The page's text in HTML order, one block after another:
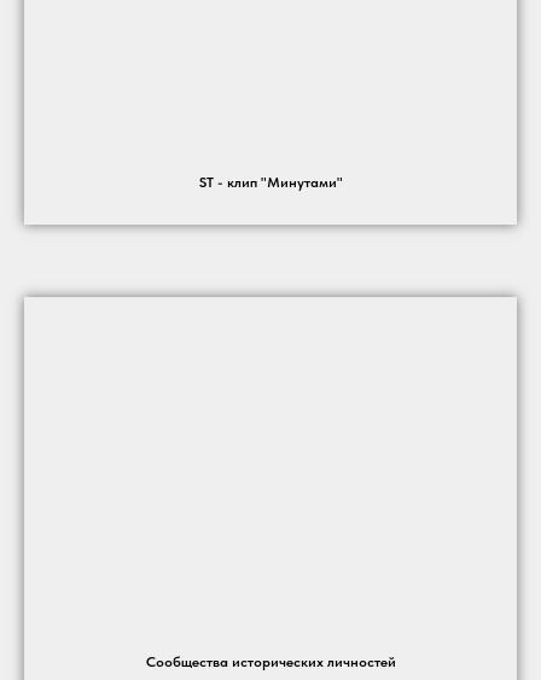
ST - клип "Минутами"
Сообщества исторических личностей